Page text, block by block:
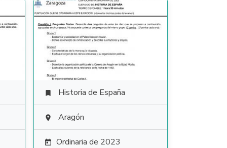
 Historia de España
 Aragón
 Ordinaria de 2023